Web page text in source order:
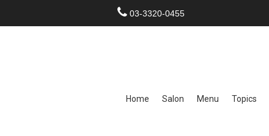
03-3320-0455
Home Salon Menu Topics